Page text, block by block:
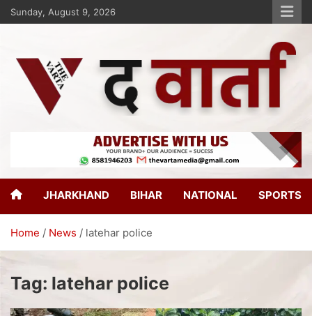
Sunday, August 9, 2026
The Varta
JHARKHAND BIHAR NATIONAL SPORTS
Home News latehar police
Tag: latehar police